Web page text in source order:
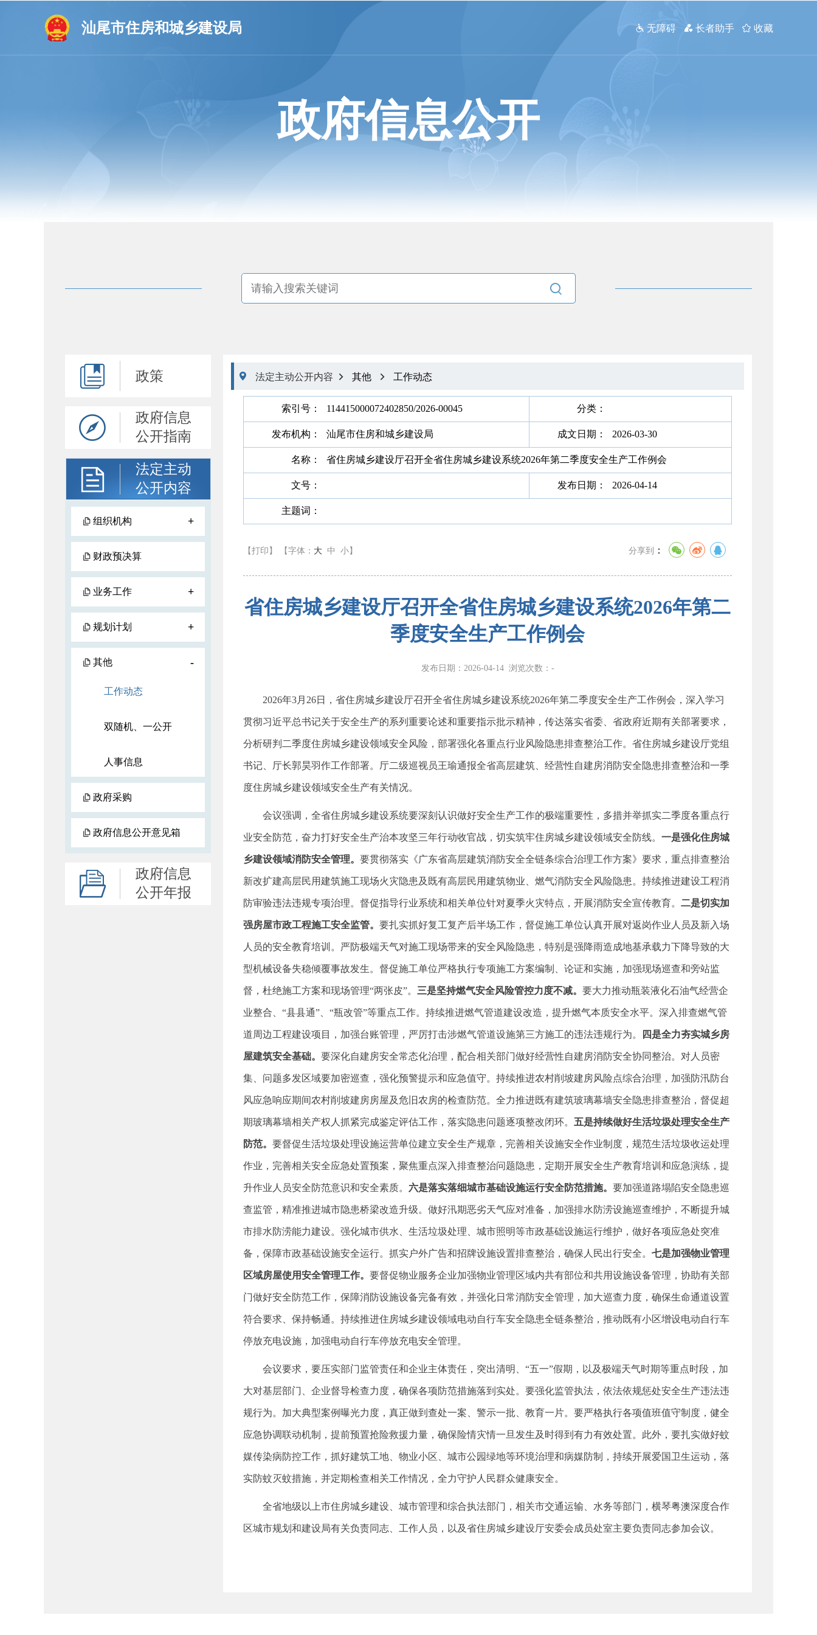
汕尾市住房和城乡建设局  无障碍  长者助手  收藏
政府信息公开

政策
政府信息
公开指南
法定主动
公开内容
组织机构 +
财政预决算
业务工作 +
规划计划 +
其他 -
工作动态
双随机、一公开
人事信息
政府采购
政府信息公开意见箱
政府信息
公开年报
 法定主动公开内容  其他  工作动态
索引号： 114415000072402850/2026-00045 分类：
发布机构： 汕尾市住房和城乡建设局 成文日期： 2026-03-30
名称： 省住房城乡建设厅召开全省住房城乡建设系统2026年第二季度安全生产工作例会
文号： 发布日期： 2026-04-14
主题词：
【打印】 【字体： 大 中 小 】 分享到 ：
省住房城乡建设厅召开全省住房城乡建设系统2026年第二
季度安全生产工作例会
发布日期：2026-04-14 浏览次数： -
2026年3月26日，省住房城乡建设厅召开全省住房城乡建设系统2026年第二季度安全生产工作例会，深入学习
贯彻习近平总书记关于安全生产的系列重要论述和重要指示批示精神，传达落实省委、省政府近期有关部署要求，
分析研判二季度住房城乡建设领域安全风险，部署强化各重点行业风险隐患排查整治工作。省住房城乡建设厅党组
书记、厅长郭昊羽作工作部署。厅二级巡视员王瑜通报全省高层建筑、经营性自建房消防安全隐患排查整治和一季
度住房城乡建设领域安全生产有关情况。
会议强调，全省住房城乡建设系统要深刻认识做好安全生产工作的极端重要性，多措并举抓实二季度各重点行
业安全防范，奋力打好安全生产治本攻坚三年行动收官战，切实筑牢住房城乡建设领域安全防线。 一是强化住房城
乡建设领域消防安全管理。 要贯彻落实《广东省高层建筑消防安全全链条综合治理工作方案》要求，重点排查整治
新改扩建高层民用建筑施工现场火灾隐患及既有高层民用建筑物业、燃气消防安全风险隐患。持续推进建设工程消
防审验违法违规专项治理。督促指导行业系统和相关单位针对夏季火灾特点，开展消防安全宣传教育。 二是切实加
强房屋市政工程施工安全监管。 要扎实抓好复工复产后半场工作，督促施工单位认真开展对返岗作业人员及新入场
人员的安全教育培训。严防极端天气对施工现场带来的安全风险隐患，特别是强降雨造成地基承载力下降导致的大
型机械设备失稳倾覆事故发生。督促施工单位严格执行专项施工方案编制、论证和实施，加强现场巡查和旁站监
督，杜绝施工方案和现场管理“两张皮”。 三是坚持燃气安全风险管控力度不减。 要大力推动瓶装液化石油气经营企
业整合、“县县通”、“瓶改管”等重点工作。持续推进燃气管道建设改造，提升燃气本质安全水平。深入排查燃气管
道周边工程建设项目，加强台账管理，严厉打击涉燃气管道设施第三方施工的违法违规行为。 四是全力夯实城乡房
屋建筑安全基础。 要深化自建房安全常态化治理，配合相关部门做好经营性自建房消防安全协同整治。对人员密
集、问题多发区域要加密巡查，强化预警提示和应急值守。持续推进农村削坡建房风险点综合治理，加强防汛防台
风应急响应期间农村削坡建房房屋及危旧农房的检查防范。全力推进既有建筑玻璃幕墙安全隐患排查整治，督促超
期玻璃幕墙相关产权人抓紧完成鉴定评估工作，落实隐患问题逐项整改闭环。 五是持续做好生活垃圾处理安全生产
防范。 要督促生活垃圾处理设施运营单位建立安全生产规章，完善相关设施安全作业制度，规范生活垃圾收运处理
作业，完善相关安全应急处置预案，聚焦重点深入排查整治问题隐患，定期开展安全生产教育培训和应急演练，提
升作业人员安全防范意识和安全素质。 六是落实落细城市基础设施运行安全防范措施。 要加强道路塌陷安全隐患巡
查监管，精准推进城市隐患桥梁改造升级。做好汛期恶劣天气应对准备，加强排水防涝设施巡查维护，不断提升城
市排水防涝能力建设。强化城市供水、生活垃圾处理、城市照明等市政基础设施运行维护，做好各项应急处突准
备，保障市政基础设施安全运行。抓实户外广告和招牌设施设置排查整治，确保人民出行安全。 七是加强物业管理
区域房屋使用安全管理工作。 要督促物业服务企业加强物业管理区域内共有部位和共用设施设备管理，协助有关部
门做好安全防范工作，保障消防设施设备完备有效，并强化日常消防安全管理，加大巡查力度，确保生命通道设置
符合要求、保持畅通。持续推进住房城乡建设领域电动自行车安全隐患全链条整治，推动既有小区增设电动自行车
停放充电设施，加强电动自行车停放充电安全管理。
会议要求，要压实部门监管责任和企业主体责任，突出清明、“五一”假期，以及极端天气时期等重点时段，加
大对基层部门、企业督导检查力度，确保各项防范措施落到实处。要强化监管执法，依法依规惩处安全生产违法违
规行为。加大典型案例曝光力度，真正做到查处一案、警示一批、教育一片。要严格执行各项值班值守制度，健全
应急协调联动机制，提前预置抢险救援力量，确保险情灾情一旦发生及时得到有力有效处置。此外，要扎实做好蚊
媒传染病防控工作，抓好建筑工地、物业小区、城市公园绿地等环境治理和病媒防制，持续开展爱国卫生运动，落
实防蚊灭蚊措施，并定期检查相关工作情况，全力守护人民群众健康安全。
全省地级以上市住房城乡建设、城市管理和综合执法部门，相关市交通运输、水务等部门，横琴粤澳深度合作
区城市规划和建设局有关负责同志、工作人员，以及省住房城乡建设厅安委会成员处室主要负责同志参加会议。